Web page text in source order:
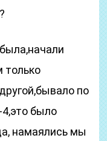
только
по
4,это было
намаялись мы